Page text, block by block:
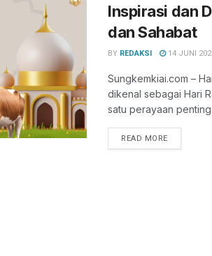
Inspirasi dan
dan Sahabat
BY REDAKSI 14 JUNI
Sungkemkiai.com –
dikenal sebagai Hari
satu perayaan
READ MORE